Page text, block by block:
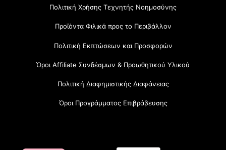
Πολιτική Χρήσης Τεχνητής Νοημοσύνης
Προϊόντα Φιλικά προς το Περιβάλλον
Πολιτική Εκπτώσεων και Προσφορών
Όροι Affiliate Συνδέσμων & Προωθητικού Υλικού
Πολιτική Διαφημιστικής Διαφάνειας
Όροι Προγράμματος Επιβράβευσης